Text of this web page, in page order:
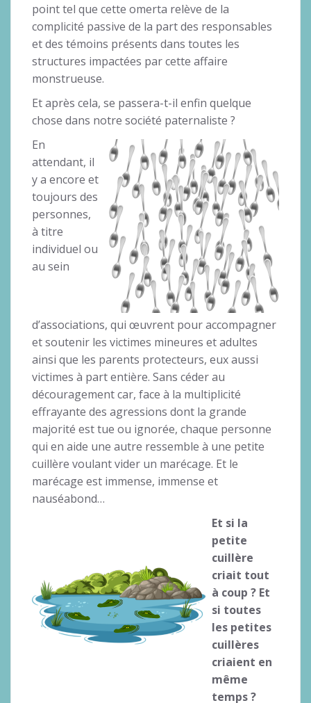
point tel que cette omerta relève de la
complicité passive de la part des responsables
et des témoins présents dans toutes les
structures impactées par cette affaire
monstrueuse.
Et après cela, se passera-t-il enfin quelque
chose dans notre société paternaliste ?
En
attendant, il
y a encore et
toujours des
personnes,
à titre
individuel ou
au sein
d’associations, qui œuvrent pour accompagner
et soutenir les victimes mineures et adultes
ainsi que les parents protecteurs, eux aussi
victimes à part entière. Sans céder au
découragement car, face à la multiplicité
effrayante des agressions dont la grande
majorité est tue ou ignorée, chaque personne
qui en aide une autre ressemble à une petite
cuillère voulant vider un marécage. Et le
marécage est immense, immense et
nauséabond…
Et si la
petite
cuillère
criait tout
à coup ? Et
si toutes
les petites
cuillères
criaient en
même
temps ?